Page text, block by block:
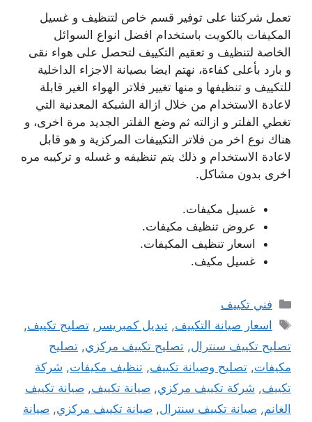
تعمل شركتنا على توفير قسم خاص لتنظيف و غسيل
المكيفات بالكويت باستخدام افضل انواع السوائل
الخاصة لتنظيف و تعقيم التكييف لتحصل على هواء نقى
و بارد بأعلى كفاءة، نهتم ايضا بصيانة الاجزاء الداخلية
للتكييف و تنظيفها و منها تغيير فلاتر الهواء الغير قابلة
لاعادة الاستخدام من خلال ازالة الشبكة المعدنية التي
تغطي الفلتر و ازالته ثم وضع الفلتر الجديد مرة اخرى، و
هناك نوع اخر من فلاتر التكييفات المركزية و هو قابل
لاعادة الاستخدام و ذلك يتم تنظيفه و غسله و تركيبه مره
اخرى بدون مشاكل.
غسيل مكيفات.
عروض تنظيف مكيفات.
اسعار تنظيف المكيفات.
غسيل مكيف.
التصنيفات
فني تكييف
الوسوم
اسعار صيانة التكييف,تبديل كمبريسر ,تصليح تكييف,
تصليح تكييف سنترال, تصليح تكييف مركزي, تصليح
مكيفات, تصليح وصيانة تكييف, تنظيف مكيفات, شركة
تكييف, شركة تكييف مركزي, صيانة تكييف, صيانة تكييف
الغانم, صيانة تكييف سنترال, صيانة تكييف مركزي, صيانة